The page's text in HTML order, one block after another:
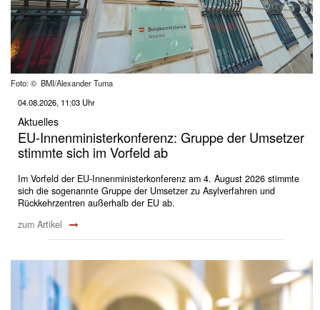
Foto: © BMI/Alexander Tuma
04.08.2026, 11:03 Uhr
Aktuelles
EU-Innenministerkonferenz: Gruppe der Umsetzer
stimmte sich im Vorfeld ab
Im Vorfeld der EU-Innenministerkonferenz am 4. August 2026 stimmte
sich die sogenannte Gruppe der Umsetzer zu Asylverfahren und
Rückkehrzentren außerhalb der EU ab.
zum Artikel